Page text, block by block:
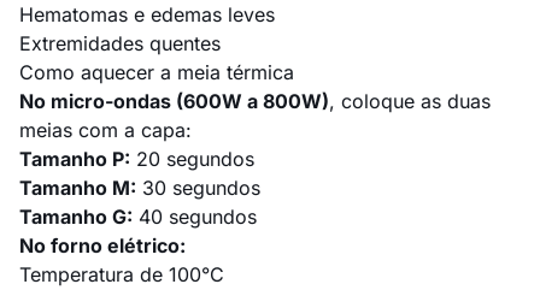
Hematomas e edemas leves
Extremidades quentes
Como aquecer a meia térmica
No micro-ondas (600W a 800W), coloque as duas
meias com a capa:
Tamanho P: 20 segundos
Tamanho M: 30 segundos
Tamanho G: 40 segundos
No forno elétrico:
Temperatura de 100°C